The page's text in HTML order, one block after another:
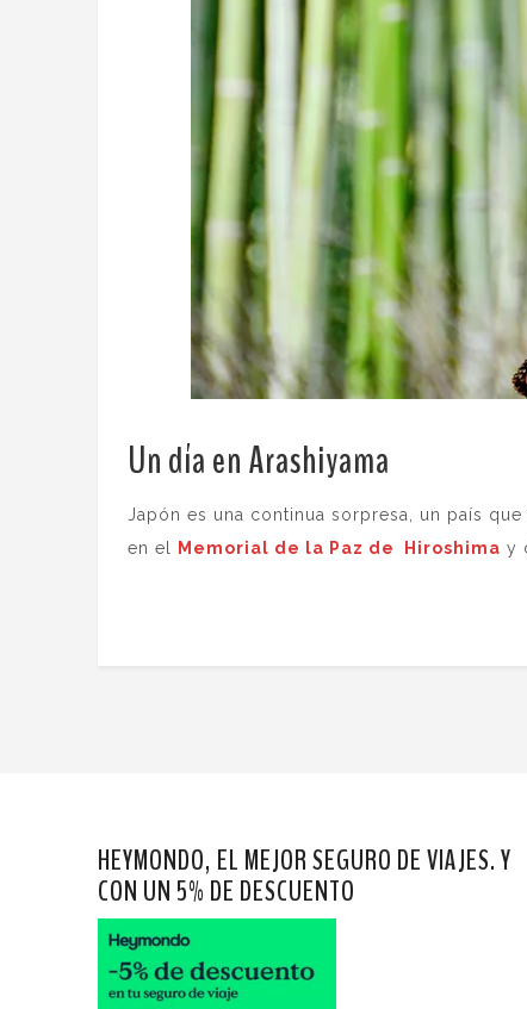
Un día en Arashiyama
Japón es una continua sorpresa, un país
en el
Memorial de la Paz de Hiroshima y
HEYMONDO, EL MEJOR SEGURO DE VIAJES. Y
CON UN 5% DE DESCUENTO